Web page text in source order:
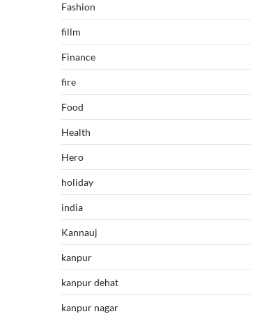
Fashion
fillm
Finance
fire
Food
Health
Hero
holiday
india
Kannauj
kanpur
kanpur dehat
kanpur nagar